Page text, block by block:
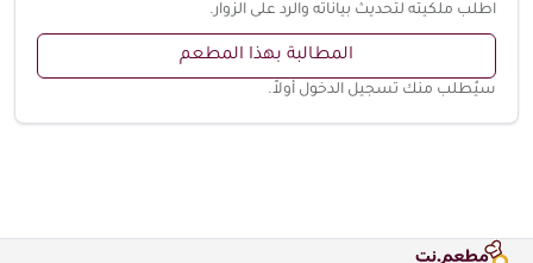
اطلب ملكيته لتحديث بياناته والرد على الزوار.
المطالبة بهذا المطعم
سيُطلب منك تسجيل الدخول أولاً.